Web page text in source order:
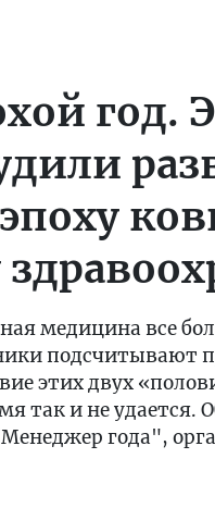
год.
медицина все
подсчитывают
этих двух
так и не удается.
года",